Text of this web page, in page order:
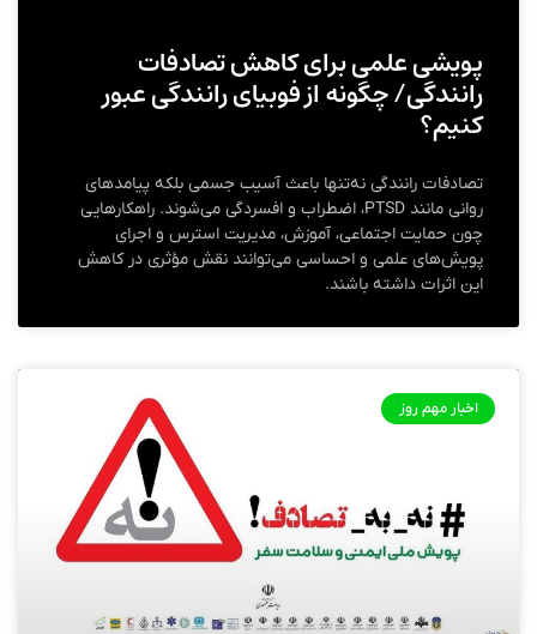
پویشی علمی برای کاهش تصادفات
رانندگی/ چگونه از فوبیای رانندگی عبور
کنیم؟
تصادفات رانندگی نه‌تنها باعث آسیب جسمی بلکه پیامدهای
روانی مانند PTSD، اضطراب و افسردگی می‌شوند. راهکارهایی
چون حمایت اجتماعی، آموزش، مدیریت استرس و اجرای
پویش‌های علمی و احساسی می‌توانند نقش مؤثری در کاهش
این اثرات داشته باشند.
اخبار مهم روز